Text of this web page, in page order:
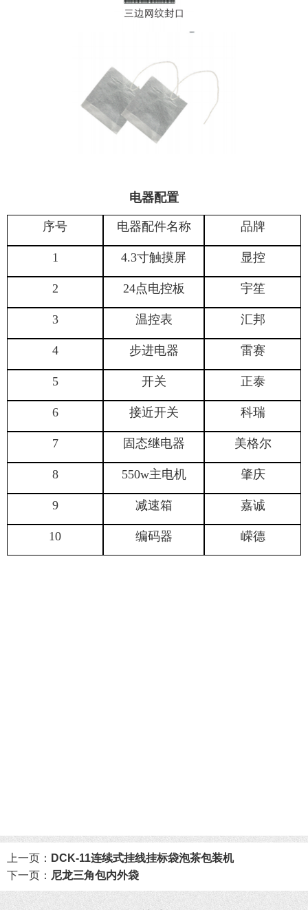
电器配置
序号 电器配件名称 品牌
1 4.3寸触摸屏 显控
2 24点电控板 宇笙
3 温控表 汇邦
4 步进电器 雷赛
5 开关 正泰
6 接近开关 科瑞
7 固态继电器 美格尔
8 550w主电机 肇庆
9 减速箱 嘉诚
10 编码器 嵘德
上一页： DCK-11连续式挂线挂标袋泡茶包装机
下一页： 尼龙三角包内外袋